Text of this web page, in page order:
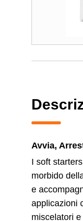
Avvia,
I soft
morbido
e
applicazioni
miscelatori